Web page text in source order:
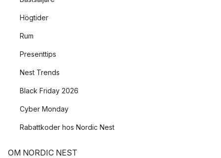
Högtider
Rum
Presenttips
Nest Trends
Black Friday 2026
Cyber Monday
Rabattkoder hos Nordic Nest
OM NORDIC NEST